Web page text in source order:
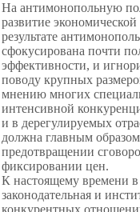
На антимонопольную
развитие
результате
сфокусирована почти
эффективности, и
поводу крупных
мнению многих
интенсивной
и в дерегулируемых
должна главным
предотвращении
фиксировании цен.
К настоящему времени в
законодательная и
конкурентных